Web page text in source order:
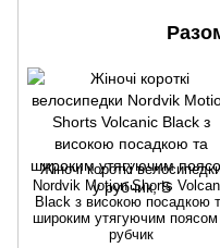
Жіночі короткі
Nordvik Motion Shorts
Black з високою посадкою
широким утягуючим
рубчик